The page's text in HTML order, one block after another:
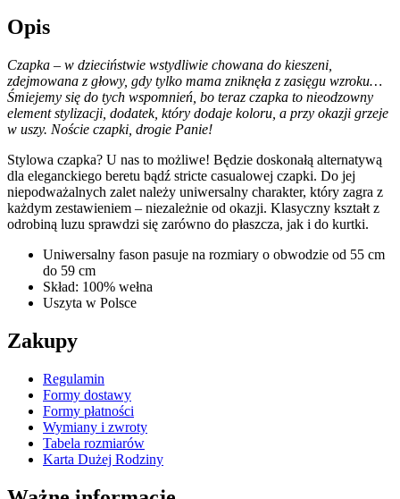
Opis
Czapka – w dzieciństwie wstydliwie chowana do kieszeni,
zdejmowana z głowy, gdy tylko mama zniknęła z zasięgu wzroku…
Śmiejemy się do tych wspomnień, bo teraz czapka to nieodzowny
element stylizacji, dodatek, który dodaje koloru, a przy okazji grzeje
w uszy. Noście czapki, drogie Panie!
Stylowa czapka? U nas to możliwe! Będzie doskonałą alternatywą
dla eleganckiego beretu bądź stricte casualowej czapki. Do jej
niepodważalnych zalet należy uniwersalny charakter, który zagra z
każdym zestawieniem – niezależnie od okazji. Klasyczny kształt z
odrobiną luzu sprawdzi się zarówno do płaszcza, jak i do kurtki.
Uniwersalny fason pasuje na rozmiary o obwodzie od 55 cm
do 59 cm
Skład: 100% wełna
Uszyta w Polsce
Zakupy
Regulamin
Formy dostawy
Formy płatności
Wymiany i zwroty
Tabela rozmiarów
Karta Dużej Rodziny